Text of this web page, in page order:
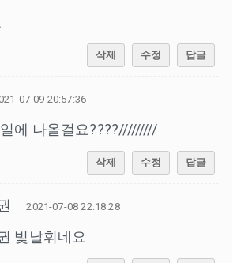
삭제 수정 답글
07-09 20:57:36
에 나올걸요????/////////
삭제 수정 답글
2021-07-08 22:18:28
빛날휘네요